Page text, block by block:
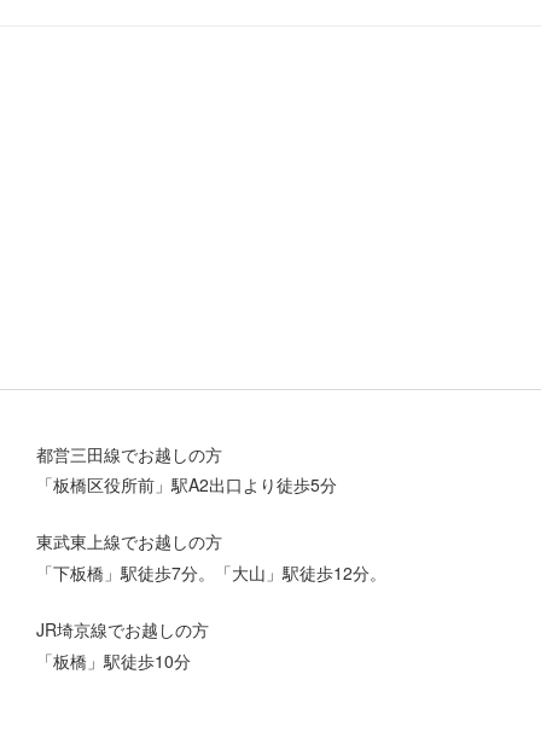
都営三田線でお越しの方
「板橋区役所前」駅A2出口より徒歩5分
東武東上線でお越しの方
「下板橋」駅徒歩7分。「大山」駅徒歩12分。
JR埼京線でお越しの方
「板橋」駅徒歩10分